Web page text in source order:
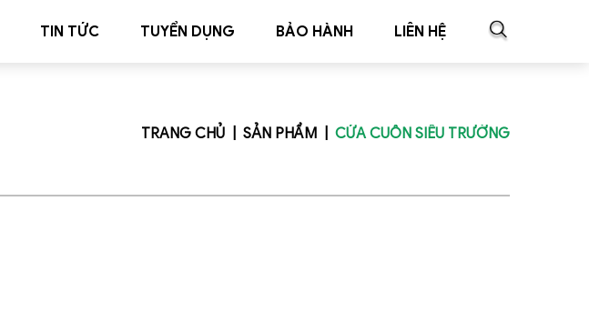
TIN TỨC TUYỂN DỤNG BẢO HÀNH LIÊN HỆ
TRANG CHỦ SẢN PHẨM CỬA CUỐN SIÊU TRƯỜNG